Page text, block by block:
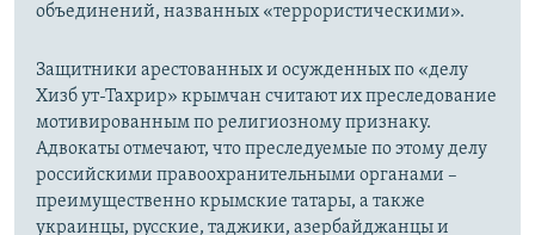
объединений, названных «террористическими».
Защитники арестованных и осужденных по «делу
Хизб ут-Тахрир» крымчан считают их преследование
мотивированным по религиозному признаку.
Адвокаты отмечают, что преследуемые по этому делу
российскими правоохранительными органами –
преимущественно крымские татары, а также
украинцы, русские, таджики, азербайджанцы и